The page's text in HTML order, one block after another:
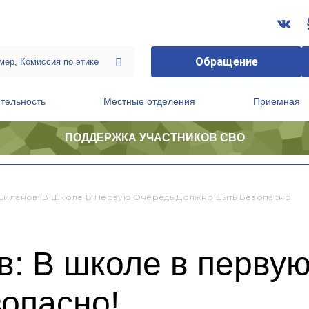
Обращение
Местные отделения Приемная
ПОДДЕРЖКА УЧАСТНИКОВ СВО
В Школе В Первую Очередь Должно Быть Безопасно!
В школе в